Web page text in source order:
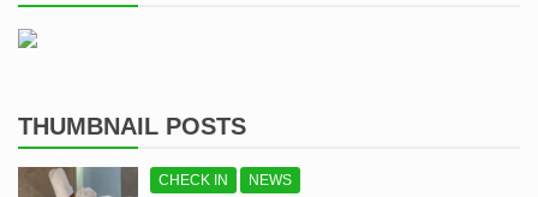
THUMBNAIL POSTS
CHECK IN NEWS